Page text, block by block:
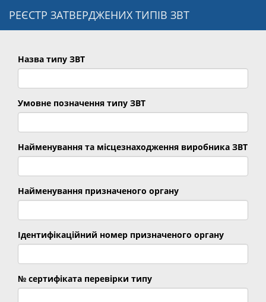
РЕЄСТР ЗАТВЕРДЖЕНИХ ТИПІВ ЗВТ
Назва типу ЗВТ
Умовне позначення типу ЗВТ
Найменування та місцезнаходження виробника ЗВТ
Найменування призначеного органу
Ідентифікаційний номер призначеного органу
№ сертифіката перевірки типу